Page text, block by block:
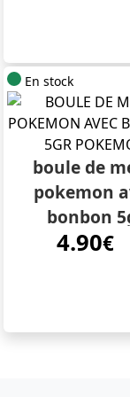
En stock
boule de
pokemon
bonbon
pokemon
4.90€